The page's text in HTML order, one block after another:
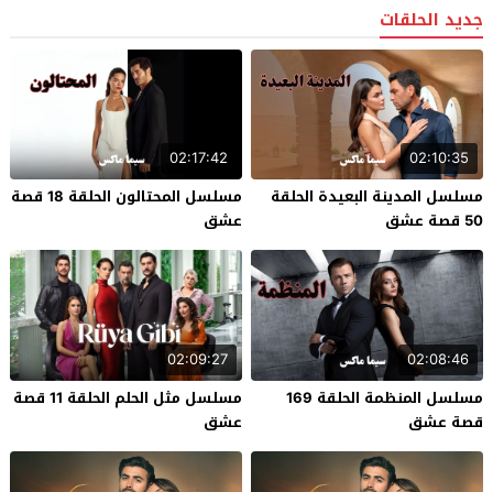
جديد الحلقات
02:10:35
مسلسل المدينة البعيدة الحلقة
50 قصة عشق
02:17:42
مسلسل المحتالون الحلقة 18 قصة
عشق
02:08:46
مسلسل المنظمة الحلقة 169
قصة عشق
02:09:27
مسلسل مثل الحلم الحلقة 11 قصة
عشق